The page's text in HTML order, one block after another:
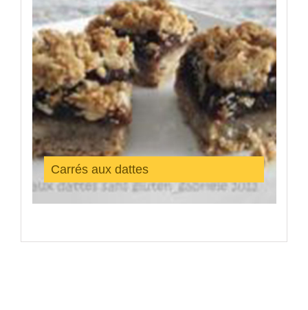
Carrés aux dattes